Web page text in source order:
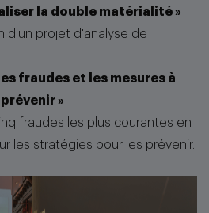
la double matérialité »
d'un projet d'analyse de
fraudes et les mesures à
»
fraudes les plus courantes en
les stratégies pour les prévenir.